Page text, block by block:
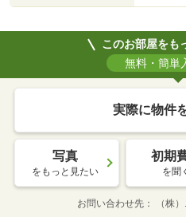
このお部屋をも
無料・簡単
実際に物件
写真
をもっと見たい
初期
を聞
お問い合わせ先 （株